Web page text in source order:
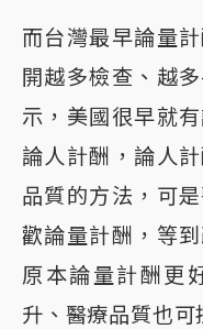
而台灣最早論量
開越多檢查、越
示，美國很早就
論人計酬，論人
品質的方法，可
歡論量計酬，等
原本論量計酬更
升、醫療品質也可